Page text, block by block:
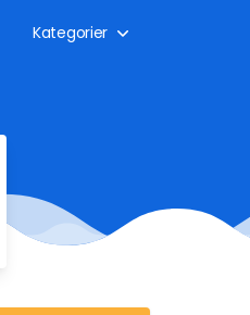
Kategorier